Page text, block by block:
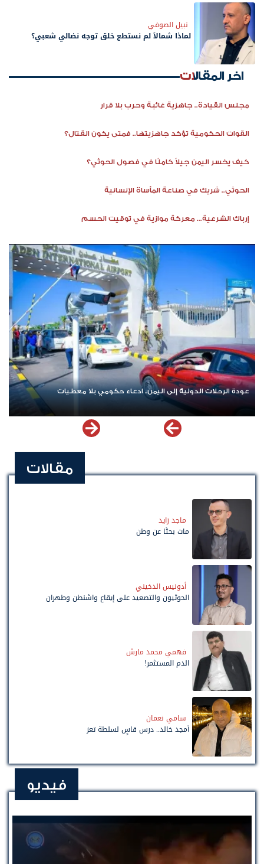
نبيل الصوفي
لماذا شمالاً لم نستطع خلق توجه نضالي شعبي؟
اخر المقالات
مجلس القيادة.. جاهزية غائبة وحرب بلا قرار
القوات الحكومية تؤكد جاهزيتها.. فمتى يكون القتال؟
كيف يخسر اليمن جيلاً كاملًا في فصول الحوثي؟
الحوثي.. شريك في صناعة المأساة الإنسانية
إرباك الشرعية... معركة موازية في توقيت الحسم
الرحلات الدولية إلى اليمن.. ادعاء حكومي بلا معطيات اشترك
مقالات
ماجد زايد
مات بحثًا عن وطن
أدونيس الدخيني
الحوثيون والتصعيد على إيقاع واشنطن وطهران
فهمي محمد مارش
الدم المستثمر!
سامي نعمان
أمجد خالد.. درس قاسٍ لسلطة تعز
فيديو